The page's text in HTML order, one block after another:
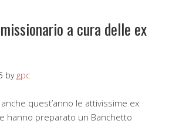
a cura delle ex
by gpc
quest’anno le attivissime ex
hanno preparato un Banchetto